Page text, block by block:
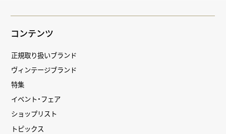
コンテンツ
正規取り扱いブランド
ヴィンテージブランド
特集
イベント・フェア
ショップリスト
トピックス